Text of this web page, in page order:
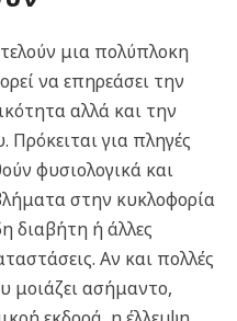
μια πολύπλοκη
να επηρεάσει την
αλλά και την
για πληγές
φυσιολογικά και
στην κυκλοφορία
διαβήτη ή άλλες
Αν και πολλές
μοιάζει ασήμαντο,